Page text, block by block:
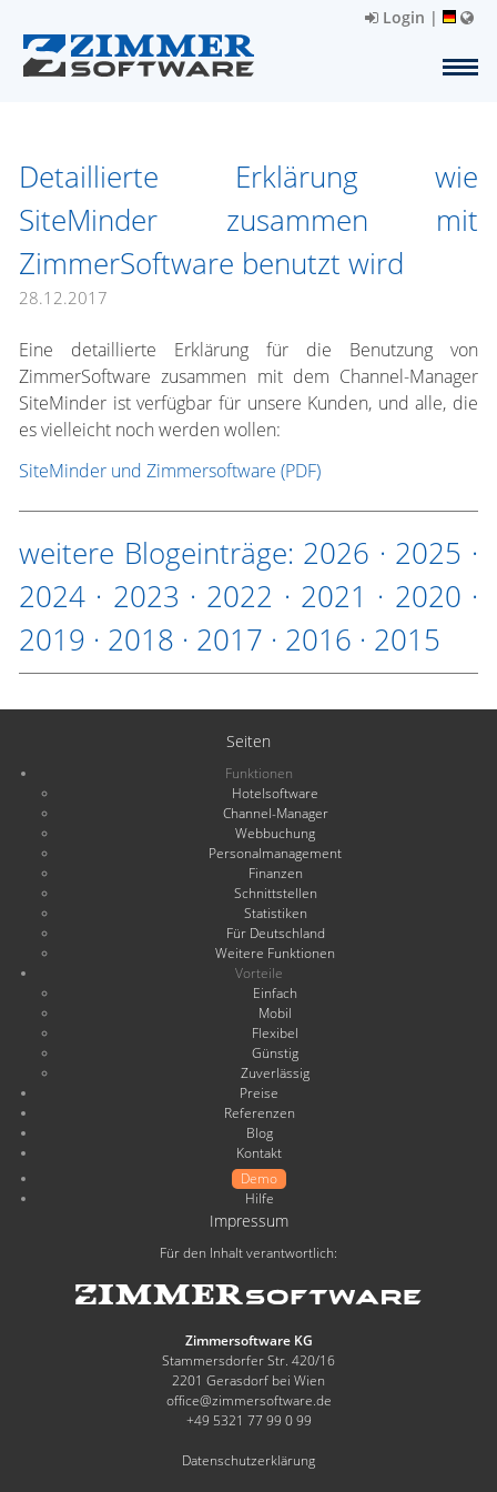
Login |
Detaillierte Erklärung wie
SiteMinder zusammen mit
ZimmerSoftware benutzt wird
28.12.2017
Eine detaillierte Erklärung für die Benutzung von
ZimmerSoftware zusammen mit dem Channel-Manager
SiteMinder ist verfügbar für unsere Kunden, und alle, die
es vielleicht noch werden wollen:
SiteMinder und Zimmersoftware (PDF)
weitere Blogeinträge: 2026 · 2025 ·
2024 · 2023 · 2022 · 2021 · 2020 ·
2019 · 2018 · 2017 · 2016 · 2015
Seiten
Funktionen
Hotelsoftware
Channel-Manager
Webbuchung
Personalmanagement
Finanzen
Schnittstellen
Statistiken
Für Deutschland
Weitere Funktionen
Vorteile
Einfach
Mobil
Flexibel
Günstig
Zuverlässig
Preise
Referenzen
Blog
Kontakt
Demo
Hilfe
Impressum
Für den Inhalt verantwortlich:
Zimmersoftware KG
Stammersdorfer Str. 420/16
2201 Gerasdorf bei Wien
office@zimmersoftware.de
+49 5321 77 99 0 99
Datenschutzerklärung